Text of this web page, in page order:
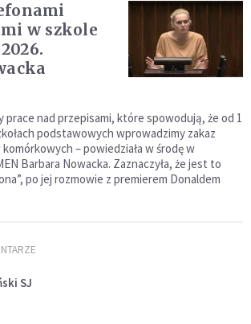
w szkole
nad przepisami, które spowodują, że od 1
podstawowych wprowadzimy zakaz
– powiedziała w środę w
Barbara Nowacka. Zaznaczyła, że jest to
po jej rozmowie z premierem Donaldem
SJ